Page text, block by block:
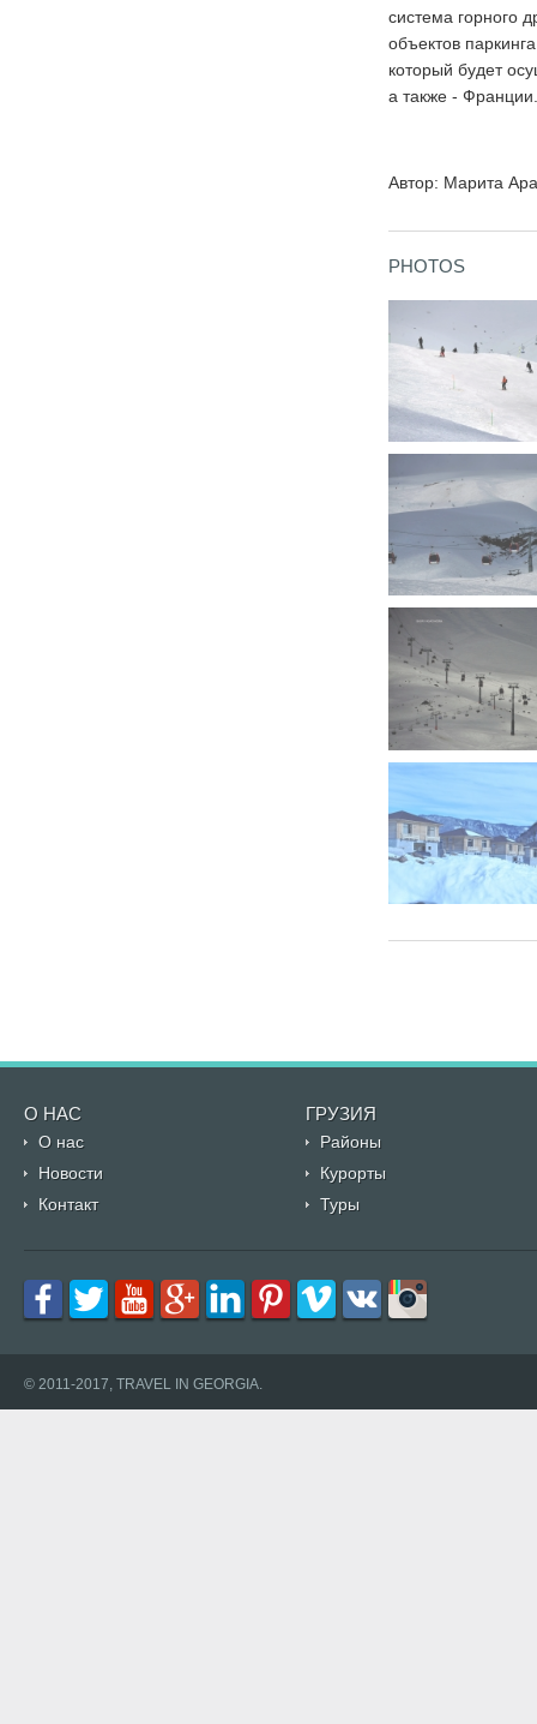
система горного
объектов
который будет
а также - Франции.
Автор: Марита
PHOTOS
О НАС ГРУЗИЯ
О нас
Районы
Новости
Курорты
Контакт
Туры
© 2011-2017, TRAVEL IN GEORGIA.